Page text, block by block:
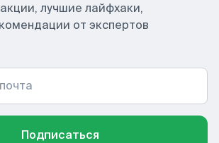
лучшие лайфхаки,
от экспертов
Подписаться